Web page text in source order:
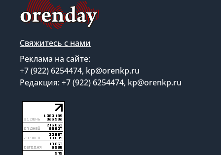
Свяжитесь с нами
Реклама на сайте:
+7 (922) 6254474, kp@orenkp.ru
Редакция: +7 (922) 6254474, kp@orenkp.ru